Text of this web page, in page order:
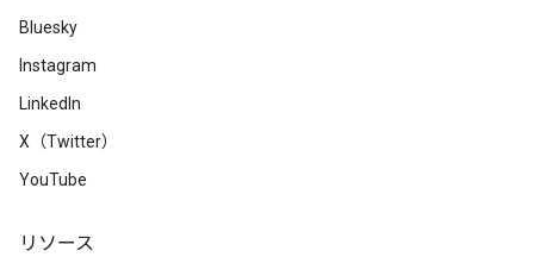
Bluesky
Instagram
LinkedIn
X（Twitter）
YouTube
リソース